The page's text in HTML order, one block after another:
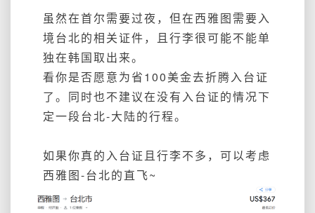
虽然在首尔需要过夜，但在西雅图需要入
境台北的相关证件，且行李很可能不能单
独在韩国取出来。
看你是否愿意为省100美金去折腾入台证
了。同时也不建议在没有入台证的情况下
定一段台北-大陆的行程。
如果你真的入台证且行李不多，可以考虑
西雅图-台北的直飞~